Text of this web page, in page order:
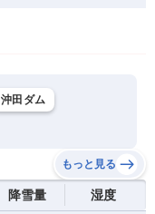
沖田ダム
もっと見る
降雪量 湿度